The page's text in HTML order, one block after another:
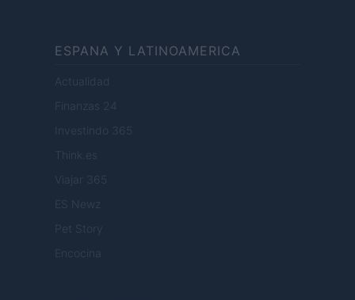
ESPANA Y LATINOAMERICA
Actualidad
Finanzas 24
Investindo 365
Think.es
Viajar 365
ES Newz
Pet Story
Encocina